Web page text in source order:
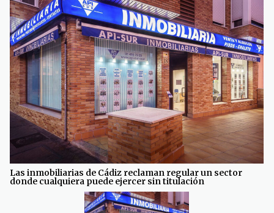
Las inmobiliarias de Cádiz reclaman regular un sector
donde cualquiera puede ejercer sin titulación